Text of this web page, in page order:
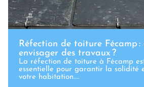
Réfection de toiture Fécamp
envisager des travaux ?
La réfection de toiture à Fécamp
essentielle pour garantir la solidité
votre habitation....